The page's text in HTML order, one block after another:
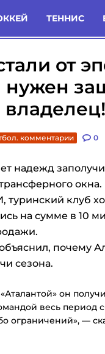
ТЕННИС
Комменты Новости
от
комментарии 0
надежд
окна.
клуб
на сумме в 10
почему
сезона.
он
весь период
ограничений», —